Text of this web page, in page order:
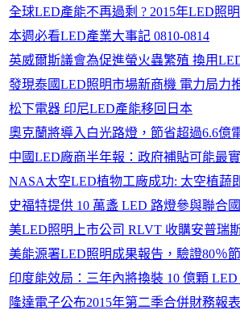
全球LED產能不再過剩 ? 2015年LED照
本週必看LED產業大事記 0810-0814
英威爾斯議會為促進螢火蟲繁殖 換用
發現泰國LED照明市場新商機 電力局力
松下電器 印尼LED產能移回日本
奧克蘭將導入白光路燈，節省超過6.6億
中國LED廠商半年報：政府補貼可能最
NASA太空LED植物工廠成功: 太空植蔬
史福特提供 10 萬盞 LED 路燈參與聯合
美LED照明上市公司 RLVT 收購安普瑞
美能源署LED照明成果報告，驗證80％
印度能效局：三年內將換裝 10 億顆 LED
隆達電子公布2015年第­二季合併財務報